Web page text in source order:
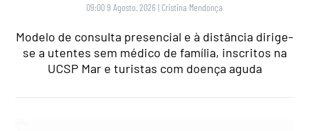
09:00 9 Agosto, 2026 | Cristina Mendonça
Modelo de consulta presencial e à distância dirige-
se a utentes sem médico de família, inscritos na
UCSP Mar e turistas com doença aguda